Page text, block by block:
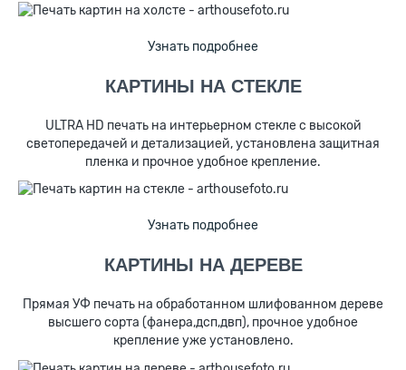
Узнать подробнее
КАРТИНЫ НА СТЕКЛЕ
ULTRA HD печать на интерьерном стекле с высокой
светопередачей и детализацией, установлена защитная
пленка и прочное удобное крепление.
Узнать подробнее
КАРТИНЫ НА ДЕРЕВЕ
Прямая УФ печать на обработанном шлифованном дереве
высшего сорта (фанера,дсп,двп), прочное удобное
крепление уже установлено.